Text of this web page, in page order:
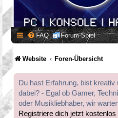
FAQ Forum-Spiel
Website Foren-Übersicht
Du hast Erfahrung, bist kreativ
dabei? - Egal ob Gamer,
oder Musikliebhaber, wir
Registriere dich jetzt kostenlos